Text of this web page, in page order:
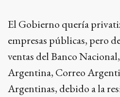
El Gobierno quería
empresas públicas, pero
ventas del Banco
Argentina, Correo
Argentinas, debido a la